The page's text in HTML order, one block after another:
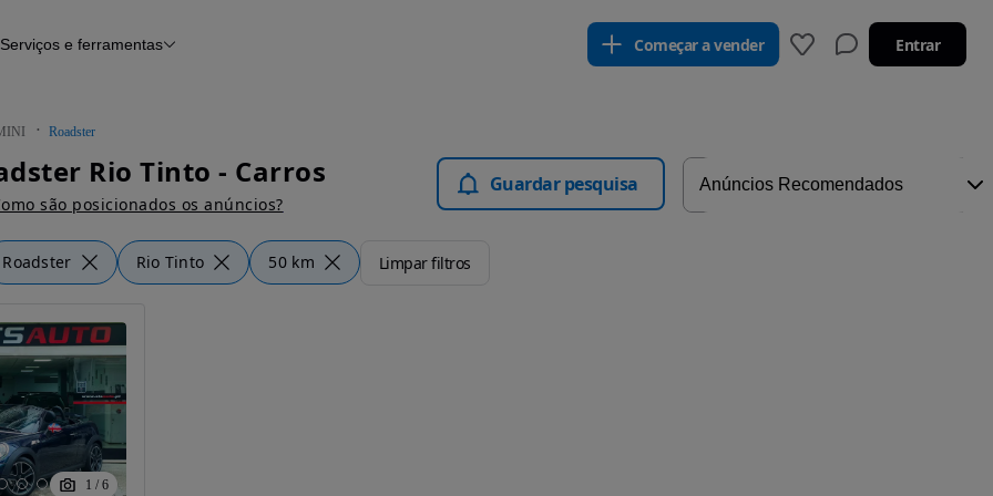
Histórico do veículo
Serviços e ferramentas Começar a vender Entrar
Roadster
Rio Tinto - Carros
são posicionados os anúncios?
Guardar pesquisa
Roadster Rio Tinto 50 km Limpar filtros
1 / 6